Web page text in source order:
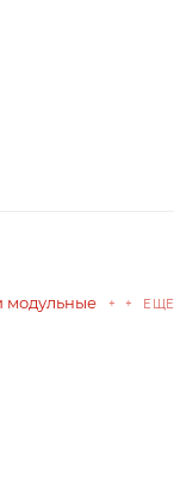
модульные + + ЕЩЕ